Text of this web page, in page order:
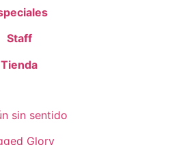
Staff
Tienda
sin sentido
Glory